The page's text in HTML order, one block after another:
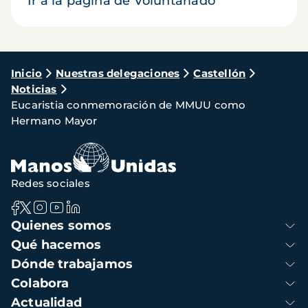
Ruta
de
navegación
Inicio Nuestras delegaciones
Castellón
Noticias
Eucaristia conmemoración de MMUU como
Hermano Mayor
Navegación
principal
Quienes somos
Qué hacemos
Dónde trabajamos
Colabora
Actualidad
Redes sociales